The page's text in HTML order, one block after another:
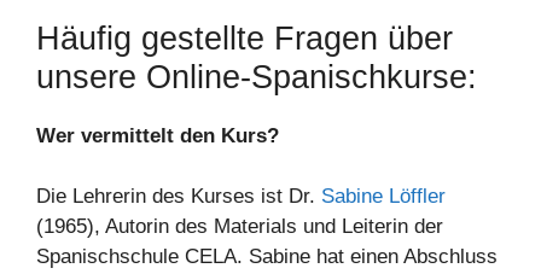
Häufig gestellte Fragen über
unsere Online-Spanischkurse:
Wer vermittelt den Kurs?
Die Lehrerin des Kurses ist Dr. Sabine Löffler
(1965), Autorin des Materials und Leiterin der
Spanischschule CELA. Sabine hat einen Abschluss